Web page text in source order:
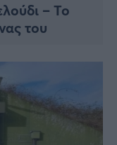
– Το
του